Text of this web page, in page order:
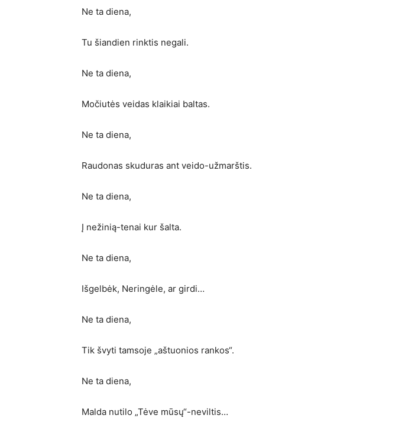
Ne ta diena,
Tu šiandien rinktis negali.
Ne ta diena,
Močiutės veidas klaikiai baltas.
Ne ta diena,
Raudonas skuduras ant veido-užmarštis.
Ne ta diena,
Į nežinią-tenai kur šalta.
Ne ta diena,
Išgelbėk, Neringėle, ar girdi…
Ne ta diena,
Tik švyti tamsoje „aštuonios rankos“.
Ne ta diena,
Malda nutilo „Tėve mūsų“-neviltis…